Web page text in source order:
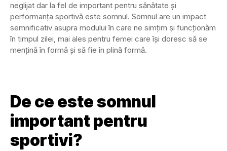
neglijat dar la fel de important pentru sănătate și
performanța sportivă este somnul. Somnul are un impact
semnificativ asupra modului în care ne simțim și funcționăm
în timpul zilei, mai ales pentru femei care își doresc să se
mențină în formă și să fie în plină formă.
De ce este somnul
important pentru
sportivi?